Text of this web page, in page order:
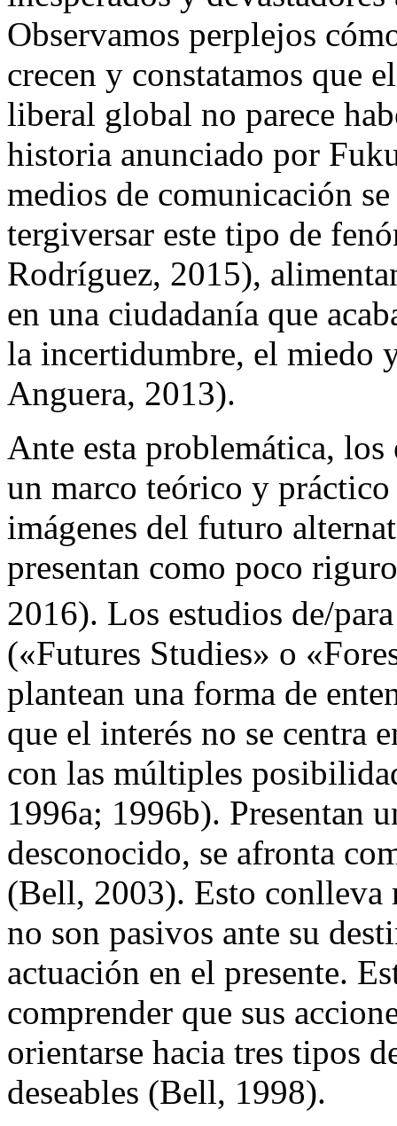
Observamos perplejos
crecen y constatamos que
liberal global no parece
historia anunciado por
medios de comunicación
tergiversar este tipo de
Rodríguez, 2015),
en una ciudadanía que
la incertidumbre, el miedo
Anguera, 2013).
Ante esta problemática,
un marco teórico y
imágenes del futuro
presentan como poco
2016). Los estudios de/
(«Futures Studies» o
plantean una forma de
que el interés no se centra
con las múltiples
1996a; 1996b). Presentan
desconocido, se afronta
(Bell, 2003). Esto conlleva
no son pasivos ante su
actuación en el presente.
comprender que sus
orientarse hacia tres tipos
deseables (Bell, 1998).